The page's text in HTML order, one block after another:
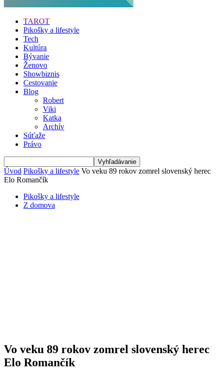
TAROT
Pikošky a lifestyle
Tech
Kultúra
Bývanie
Ženovo
Showbiznis
Cestovanie
Blog
Robert
Viki
Katka
Archív
Súťaže
Právo
Úvod Pikošky a lifestyle Vo veku 89 rokov zomrel slovenský herec
Elo Romančík
Pikošky a lifestyle
Z domova
Vo veku 89 rokov zomrel slovenský herec
Elo Romančík